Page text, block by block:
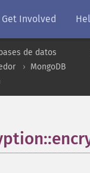
Get Involved
de datos
MongoDB